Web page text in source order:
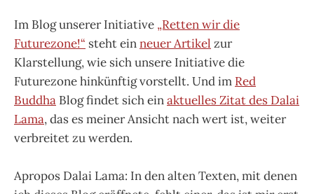
Im Blog unserer Initiative „Retten wir die
Futurezone!“ steht einneuer Artikel zur
Klarstellung, wie sich unsere Initiative die
Futurezone hinkünftig vorstellt. Und im Red
Buddha Blog findet sich einaktuelles Zitat des Dalai
Lama, das es meiner Ansicht nach wert ist, weiter
verbreitet zu werden.
Apropos Dalai Lama: In den alten Texten, mit denen